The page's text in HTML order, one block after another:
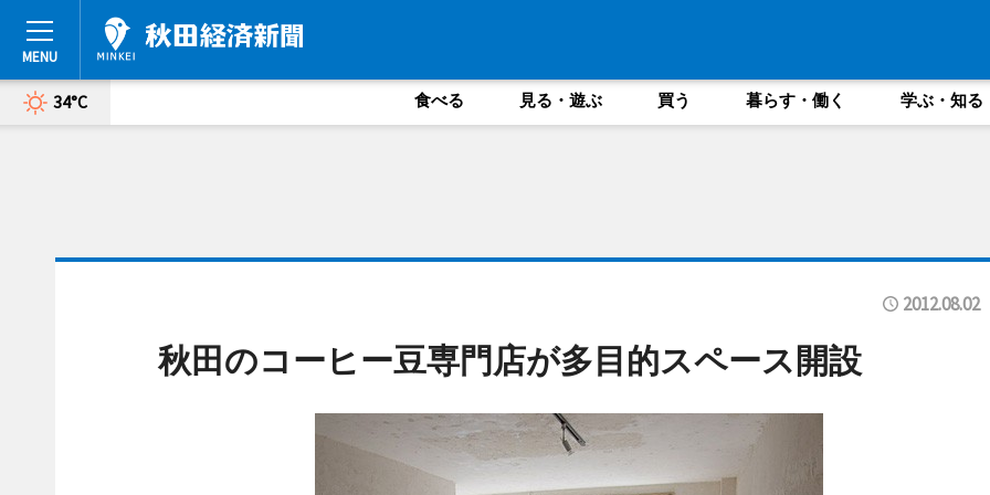
34°C 食べる 見る・遊ぶ 買う 暮らす・働く 学ぶ・知る
2012.08.02
秋田のコーヒー豆専門店が多目的スペース開設